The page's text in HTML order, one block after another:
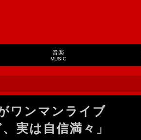
音楽
MUSIC
ワンマンライブ
実は自信満々」